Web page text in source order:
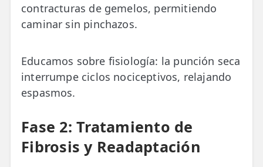
contracturas de gemelos, permitiendo
caminar sin pinchazos.
Educamos sobre fisiología: la punción seca
interrumpe ciclos nociceptivos, relajando
espasmos.
Fase 2: Tratamiento de
Fibrosis y Readaptación